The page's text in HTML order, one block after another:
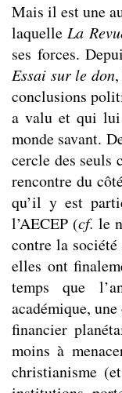
Mais il est une
laquelleLa
ses forces.
Essai sur le don
conclusions
a valu et qui lui
monde savant.
cercle des seuls
rencontre du
qu’il y est
l’AECEP (cf. le
contre la
elles ont
temps que
académique,
financier
moins à
christianisme